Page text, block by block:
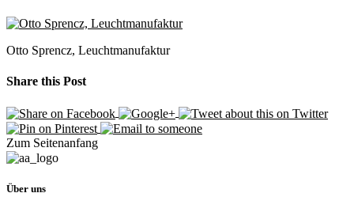
Otto Sprencz, Leuchtmanufaktur
Share this Post
Zum Seitenanfang
Über uns